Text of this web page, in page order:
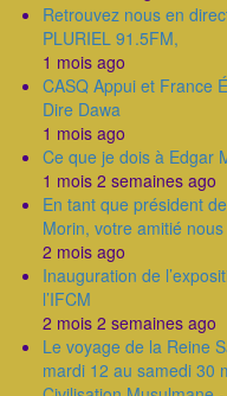
Retrouvez nous en
PLURIEL 91.5FM,
1 mois ago
CASQ Appui et France
Dire Dawa
1 mois ago
Ce que je dois à Edgar
1 mois 2 semaines ago
En tant que président
Morin, votre amitié
2 mois ago
Inauguration de
l’IFCM
2 mois 2 semaines ago
Le voyage de la Reine
mardi 12 au samedi 30